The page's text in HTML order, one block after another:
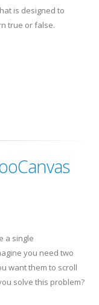
is designed to
true or false.
a single
you need two
want them to scroll
solve this problem?